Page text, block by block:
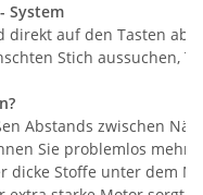
System
direkt auf den Tasten
Stich aussuchen,
Abstands zwischen
Sie problemlos
dicke Stoffe unter dem